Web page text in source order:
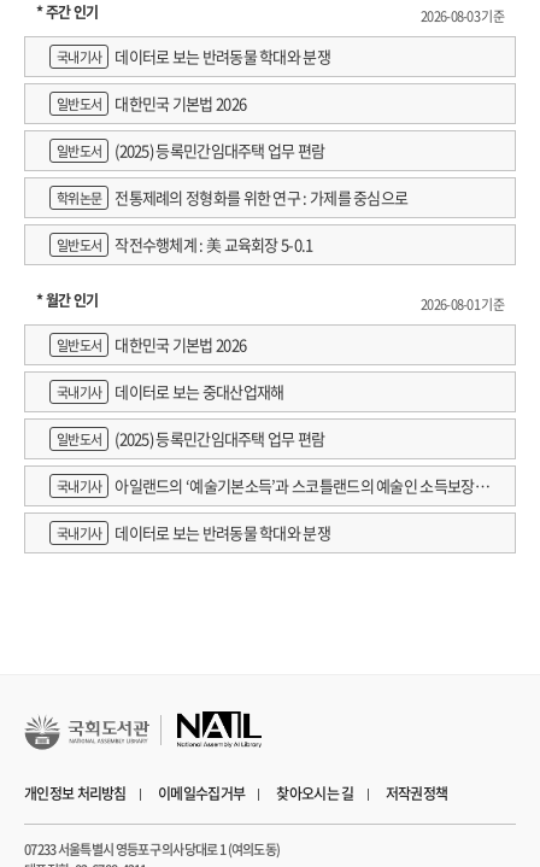
* 주간 인기
2026-08-03 기준
국내기사
데이터로 보는 반려동물 학대와 분쟁
일반도서 대한민국 기본법 2026
일반도서 (2025) 등록민간임대주택 업무 편람
학위논문 전통제례의 정형화를 위한 연구 : 가제를 중심으로
일반도서 작전수행체계 : 美 교육회장 5-0.1
* 월간 인기
2026-08-01 기준
일반도서
대한민국 기본법 2026
국내기사 데이터로 보는 중대산업재해
일반도서 (2025) 등록민간임대주택 업무 편람
국내기사
아일랜드의 ‘예술기본소득’과 스코틀랜드의 예술인 소득보장정
책 논의
국내기사 데이터로 보는 반려동물 학대와 분쟁
개인정보 처리방침 이메일수집거부 찾아오시는 길 저작권정책
07233 서울특별시 영등포구 의사당대로 1 (여의도동)